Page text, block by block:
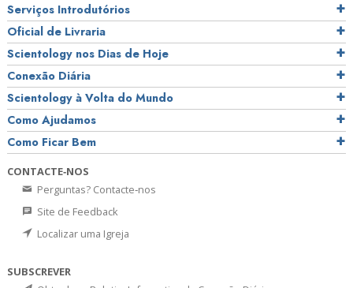
Serviços Introdutórios
Oficial de Livraria
Scientology nos Dias de Hoje
Conexão Diária
Scientology à Volta do Mundo
Como Ajudamos
Como Ficar Bem
CONTACTE‑NOS
Perguntas? Contacte‑nos
Site de Feedback
Localizar uma Igreja
SUBSCREVER